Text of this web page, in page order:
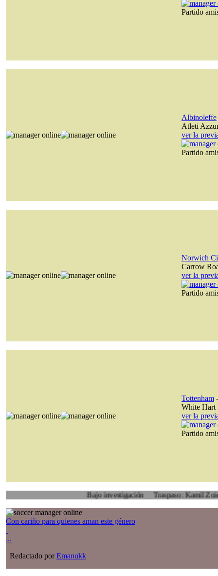
Partido
Albinoleffe
Atleti
ver la
Partido
Norwich
Carrow
ver la
Partido
Tottenham
White Hart
ver la
Partido
Bajo investigación Traspaso: Kamil Zoidl, Volyn
Con cariño para quienes aman este género
...
Redactado porEmanukk